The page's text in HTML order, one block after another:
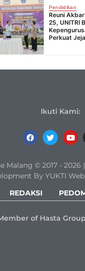
Pendidikan
Reuni
25, UNITRI
Perkuat
Ikuti Kami:
Malang © 2017 - 2026
By YUKTI
REDAKSI
of Hasta